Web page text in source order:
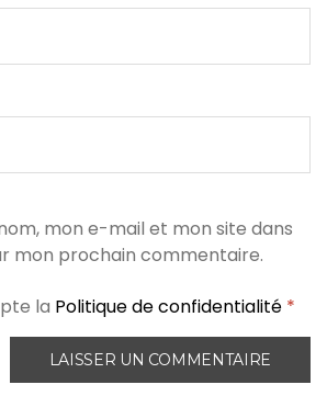
mon e-mail et mon site dans
mon prochain commentaire.
la Politique de confidentialité *